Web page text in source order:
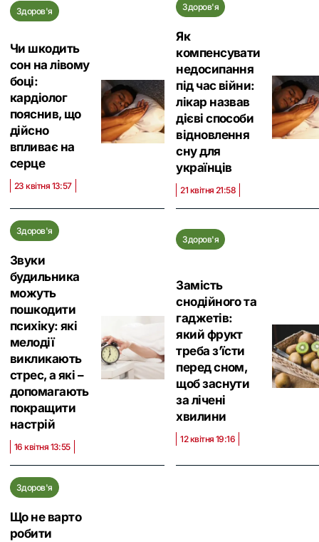
Здоров'я
Чи шкодить
сон на лівому
боці:
кардіолог
пояснив, що
дійсно
впливає на
серце
23 квітня 13:57
Здоров'я
Як
компенсувати
недосипання
під час війни:
лікар назвав
дієві способи
відновлення
сну для
українців
21 квітня 21:58
Здоров'я
Звуки
будильника
можуть
пошкодити
психіку: які
мелодії
викликають
стрес, а які –
допомагають
покращити
настрій
16 квітня 13:55
Здоров'я
Замість
снодійного та
гаджетів:
який фрукт
треба з’їсти
перед сном,
щоб заснути
за лічені
хвилини
12 квітня 19:16
Здоров'я
Що не варто
робити